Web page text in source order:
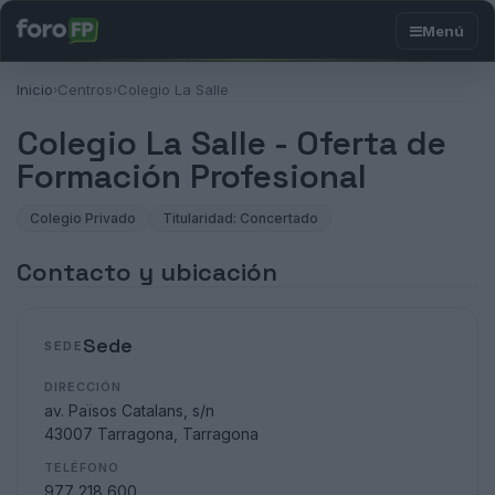
Inicio›Centros›Colegio La Salle
Colegio La Salle - Oferta de
Formación Profesional
Colegio Privado Titularidad: Concertado
Contacto y ubicación
SEDE Sede
DIRECCIÓN
av. Països Catalans, s/n
43007 Tarragona, Tarragona
TELÉFONO
977 218 600